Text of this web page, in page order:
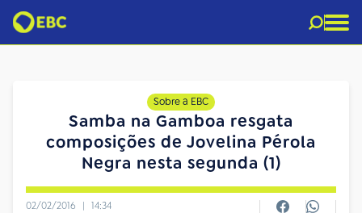
Sobre a EBC
Samba na Gamboa resgata
composições de Jovelina Pérola
Negra nesta segunda (1)
02/02/2016 | 14:34